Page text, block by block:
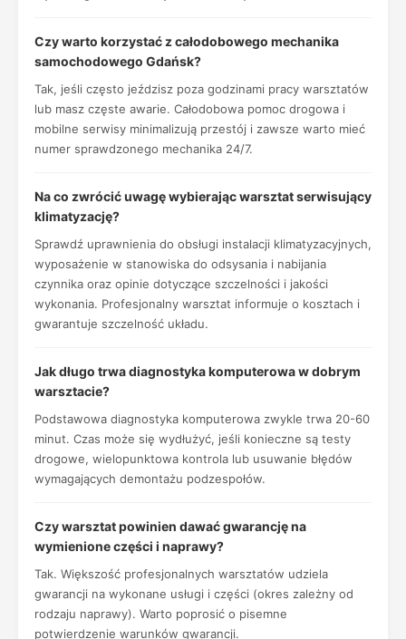
Czy warto korzystać z całodobowego mechanika
samochodowego Gdańsk?
Tak, jeśli często jeździsz poza godzinami pracy warsztatów
lub masz częste awarie. Całodobowa pomoc drogowa i
mobilne serwisy minimalizują przestój i zawsze warto mieć
numer sprawdzonego mechanika 24/7.
Na co zwrócić uwagę wybierając warsztat serwisujący
klimatyzację?
Sprawdź uprawnienia do obsługi instalacji klimatyzacyjnych,
wyposażenie w stanowiska do odsysania i nabijania
czynnika oraz opinie dotyczące szczelności i jakości
wykonania. Profesjonalny warsztat informuje o kosztach i
gwarantuje szczelność układu.
Jak długo trwa diagnostyka komputerowa w dobrym
warsztacie?
Podstawowa diagnostyka komputerowa zwykle trwa 20-60
minut. Czas może się wydłużyć, jeśli konieczne są testy
drogowe, wielopunktowa kontrola lub usuwanie błędów
wymagających demontażu podzespołów.
Czy warsztat powinien dawać gwarancję na
wymienione części i naprawy?
Tak. Większość profesjonalnych warsztatów udziela
gwarancji na wykonane usługi i części (okres zależny od
rodzaju naprawy). Warto poprosić o pisemne
potwierdzenie warunków gwarancji.